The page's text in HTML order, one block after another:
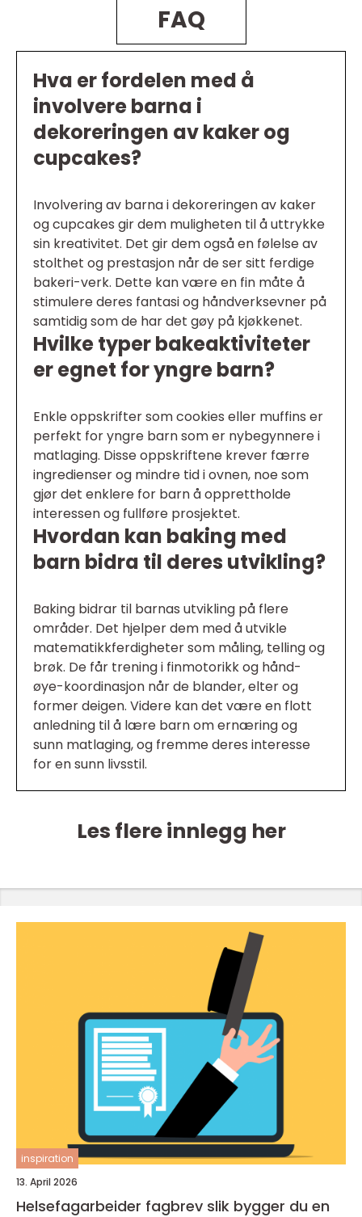
FAQ
Hva er fordelen med å
involvere barna i
dekoreringen av kaker og
cupcakes?
Involvering av barna i dekoreringen av kaker
og cupcakes gir dem muligheten til å uttrykke
sin kreativitet. Det gir dem også en følelse av
stolthet og prestasjon når de ser sitt ferdige
bakeri-verk. Dette kan være en fin måte å
stimulere deres fantasi og håndverksevner på
samtidig som de har det gøy på kjøkkenet.
Hvilke typer bakeaktiviteter
er egnet for yngre barn?
Enkle oppskrifter som cookies eller muffins er
perfekt for yngre barn som er nybegynnere i
matlaging. Disse oppskriftene krever færre
ingredienser og mindre tid i ovnen, noe som
gjør det enklere for barn å opprettholde
interessen og fullføre prosjektet.
Hvordan kan baking med
barn bidra til deres utvikling?
Baking bidrar til barnas utvikling på flere
områder. Det hjelper dem med å utvikle
matematikkferdigheter som måling, telling og
brøk. De får trening i finmotorikk og hånd-
øye-koordinasjon når de blander, elter og
former deigen. Videre kan det være en flott
anledning til å lære barn om ernæring og
sunn matlaging, og fremme deres interesse
for en sunn livsstil.
Les flere innlegg her
inspiration
13. April 2026
Helsefagarbeider fagbrev slik bygger du en